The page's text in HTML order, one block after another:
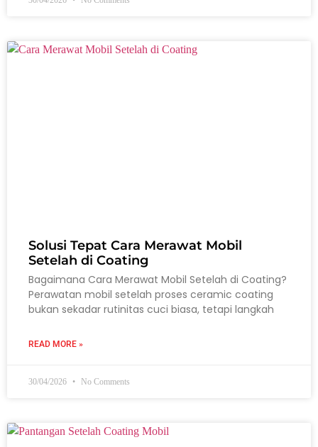
Solusi Tepat Cara Merawat Mobil
Setelah di Coating
Bagaimana Cara Merawat Mobil Setelah di Coating?
Perawatan mobil setelah proses ceramic coating
bukan sekadar rutinitas cuci biasa, tetapi langkah
READ MORE »
30/04/2026 No Comments